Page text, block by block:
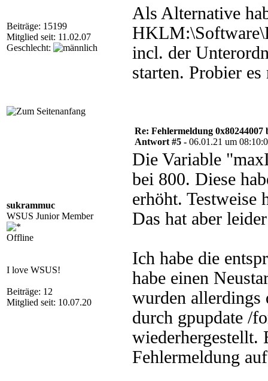
Beiträge: 15199
Mitglied seit: 11.02.07
Geschlecht:
Als Alternative
incl. der
starten. Probier es
sukrammuc
WSUS Junior Member
Offline
I love WSUS!
Beiträge: 12
Mitglied seit: 10.07.20
Re: Fehlermeldung
Antwort #5 - 06.01.21 um
Die Variable
bei 800. Diese
erhöht. Testweise
Das hat aber
Ich habe die
habe einen
wurden allerdings
durch gpupdate /
wiederhergestellt.
Fehlermeldung